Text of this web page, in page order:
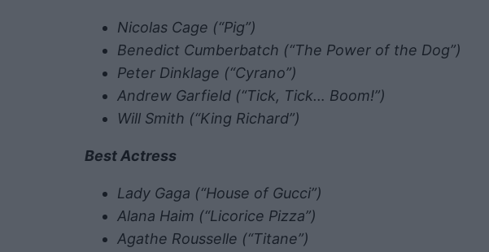
Nicolas Cage (“Pig”)
Benedict Cumberbatch (“The Power of the Dog”)
Peter Dinklage (“Cyrano”)
Andrew Garfield (“Tick, Tick… Boom!”)
Will Smith (“King Richard”)
Best Actress
Lady Gaga (“House of Gucci”)
Alana Haim (“Licorice Pizza”)
Agathe Rousselle (“Titane”)